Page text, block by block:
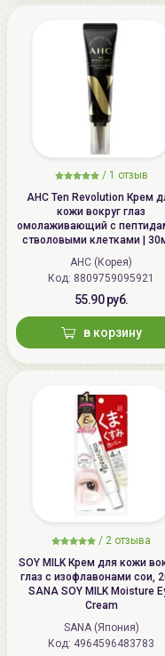
/ 1 отзыв
AHC Ten Revolution Крем
кожи вокруг глаз
омолаживающий с
стволовыми клетками |
Ten Revolution Real Eye
For Face
AHC (Корея)
Код: 8809759095921
55.90 руб.
в корзину
/ 2 отзыва
SOY MILK Крем для кожи
глаз с изофлавонами сои,
SANA SOY MILK Moisture
Cream
SANA (Япония)
Код: 4964596483783